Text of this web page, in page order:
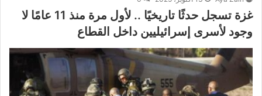
غزة تسجل حدثًا تاريخيًا .. لأول مرة منذ 11 عامًا لا
وجود لأسرى إسرائيليين داخل القطاع